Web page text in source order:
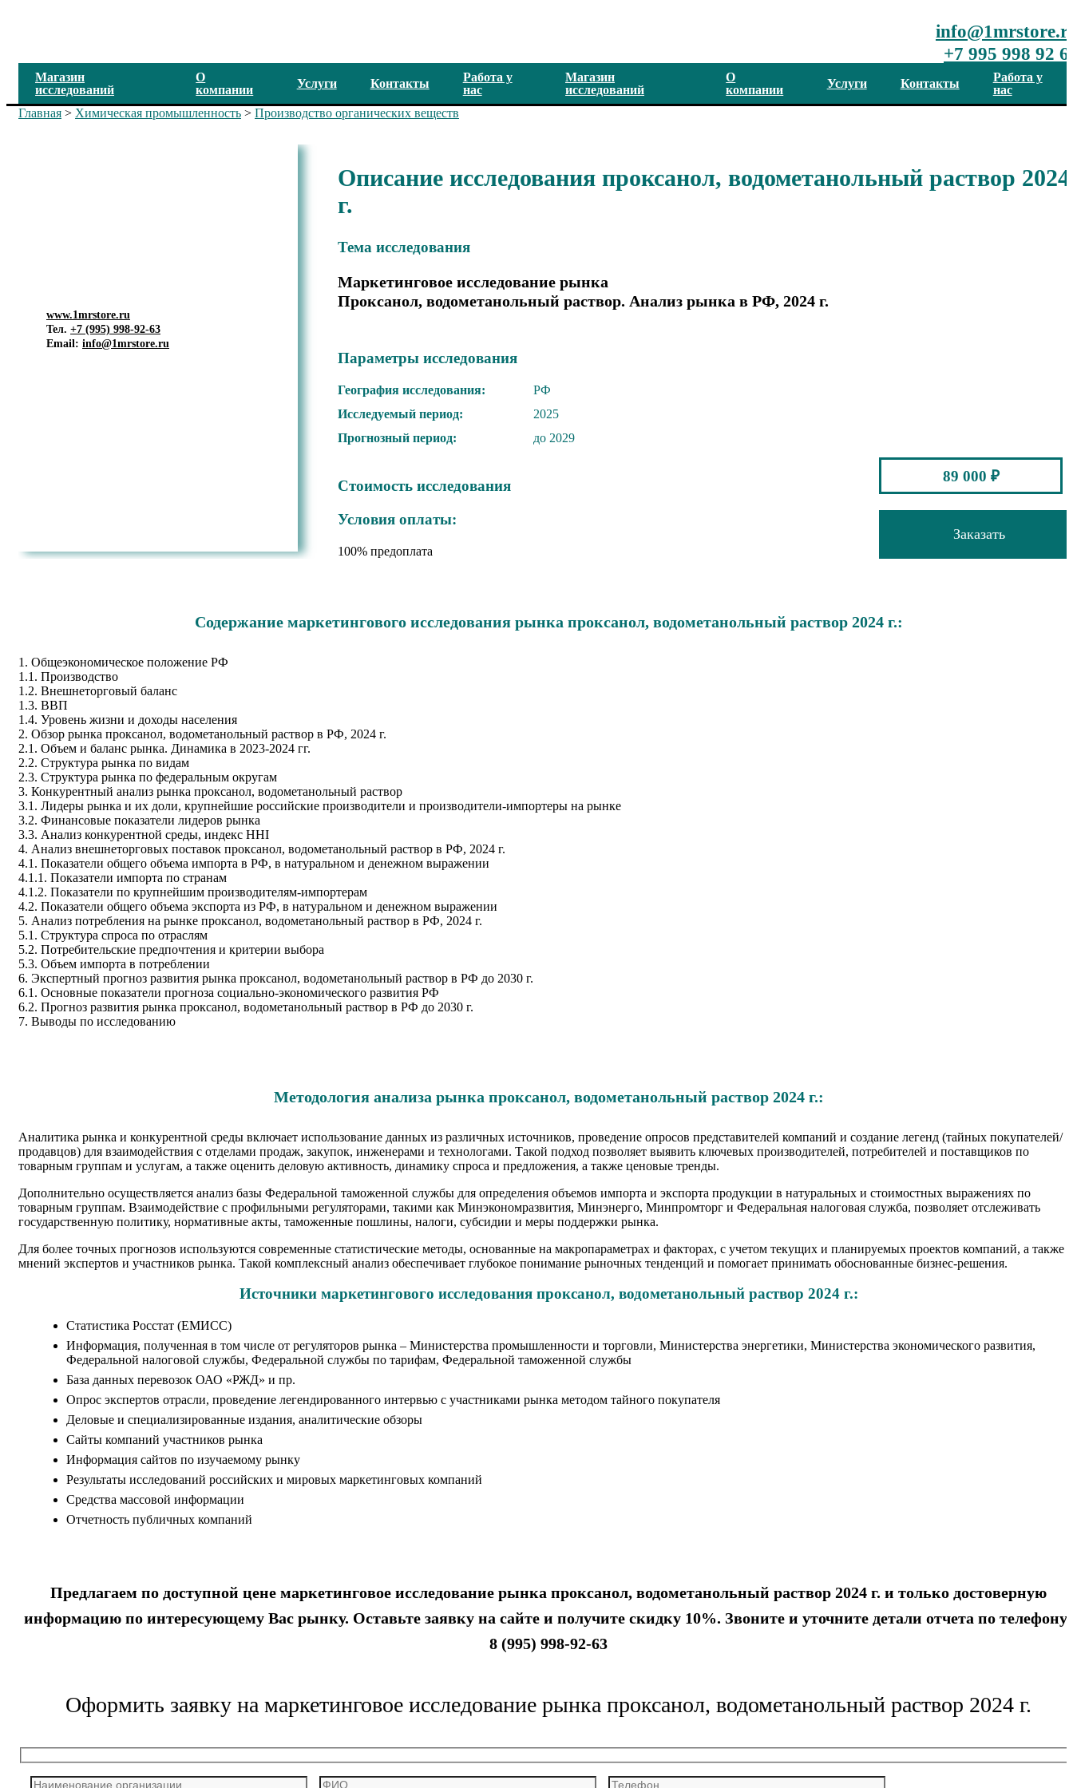
+7 995 998 92
Магазин
исследований
О
компании
Услуги Контакты
Работа у
нас
Магазин
исследований
О
компании
Услуги Контакты
Работа у
нас
Главная > Химическая промышленность > Производство органических веществ
www.1mrstore.ru
Тел. +7 (995) 998-92-63
Email: info@1mrstore.ru
Описание исследования проксанол, водометанольный раствор 2024
г.
Тема иcследования
Маркетинговое исследование рынка
Проксанол, водометанольный раствор. Анализ рынка в РФ, 2024 г.
Параметры исследования
География исследования:
РФ
Исследуемый период:
2025
Прогнозный период:
до 2029
Стоимость исследования
Условия оплаты:
100% предоплата
89 000 ₽
Заказать
Содержание маркетингового исследования рынка проксанол, водометанольный раствор 2024 г.:
1. Общеэкономическое положение РФ
1.1. Производство
1.2. Внешнеторговый баланс
1.3. ВВП
1.4. Уровень жизни и доходы населения
2. Обзор рынка проксанол, водометанольный раствор в РФ, 2024 г.
2.1. Объем и баланс рынка. Динамика в 2023-2024 гг.
2.2. Структура рынка по видам
2.3. Структура рынка по федеральным округам
3. Конкурентный анализ рынка проксанол, водометанольный раствор
3.1. Лидеры рынка и их доли, крупнейшие российские производители и производители-импортеры на рынке
3.2. Финансовые показатели лидеров рынка
3.3. Анализ конкурентной среды, индекс HHI
4. Анализ внешнеторговых поставок проксанол, водометанольный раствор в РФ, 2024 г.
4.1. Показатели общего объема импорта в РФ, в натуральном и денежном выражении
4.1.1. Показатели импорта по странам
4.1.2. Показатели по крупнейшим производителям-импортерам
4.2. Показатели общего объема экспорта из РФ, в натуральном и денежном выражении
5. Анализ потребления на рынке проксанол, водометанольный раствор в РФ, 2024 г.
5.1. Структура спроса по отраслям
5.2. Потребительские предпочтения и критерии выбора
5.3. Объем импорта в потреблении
6. Экспертный прогноз развития рынка проксанол, водометанольный раствор в РФ до 2030 г.
6.1. Основные показатели прогноза социально-экономического развития РФ
6.2. Прогноз развития рынка проксанол, водометанольный раствор в РФ до 2030 г.
7. Выводы по исследованию
Методология анализа рынка проксанол, водометанольный раствор 2024 г.:
Аналитика рынка и конкурентной среды включает использование данных из различных источников, проведение опросов представителей компаний и создание легенд (тайных покупателей/
продавцов) для взаимодействия с отделами продаж, закупок, инженерами и технологами. Такой подход позволяет выявить ключевых производителей, потребителей и поставщиков по
товарным группам и услугам, а также оценить деловую активность, динамику спроса и предложения, а также ценовые тренды.
Дополнительно осуществляется анализ базы Федеральной таможенной службы для определения объемов импорта и экспорта продукции в натуральных и стоимостных выражениях по
товарным группам. Взаимодействие с профильными регуляторами, такими как Минэкономразвития, Минэнерго, Минпромторг и Федеральная налоговая служба, позволяет отслеживать
государственную политику, нормативные акты, таможенные пошлины, налоги, субсидии и меры поддержки рынка.
Для более точных прогнозов используются современные статистические методы, основанные на макропараметрах и факторах, с учетом текущих и планируемых проектов компаний, а также
мнений экспертов и участников рынка. Такой комплексный анализ обеспечивает глубокое понимание рыночных тенденций и помогает принимать обоснованные бизнес-решения.
Источники маркетингового исследования проксанол, водометанольный раствор 2024 г.:
Статистика Росстат (ЕМИСС)
Информация, полученная в том числе от регуляторов рынка – Министерства промышленности и торговли, Министерства энергетики, Министерства экономического развития,
Федеральной налоговой службы, Федеральной службы по тарифам, Федеральной таможенной службы
База данных перевозок ОАО «РЖД» и пр.
Опрос экспертов отрасли, проведение легендированного интервью с участниками рынка методом тайного покупателя
Деловые и специализированные издания, аналитические обзоры
Сайты компаний участников рынка
Информация сайтов по изучаемому рынку
Результаты исследований российских и мировых маркетинговых компаний
Средства массовой информации
Отчетность публичных компаний
Предлагаем по доступной цене маркетинговое исследование рынка проксанол, водометанольный раствор 2024 г. и только достоверную
информацию по интересующему Вас рынку. Оставьте заявку на сайте и получите скидку 10%. Звоните и уточните детали отчета по телефону:
8 (995) 998-92-63
Оформить заявку на маркетинговое исследование рынка проксанол, водометанольный раствор 2024 г.